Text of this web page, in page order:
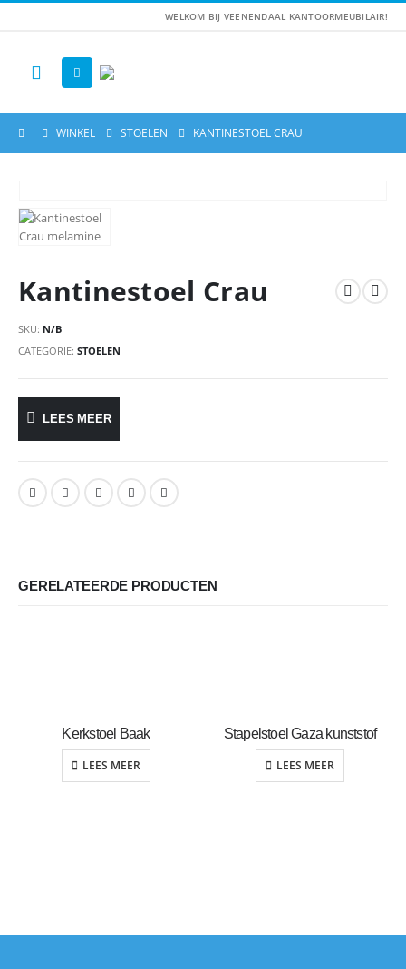
WELKOM BIJ VEENENDAAL KANTOORMEUBILAIR!
WINKEL STOELEN KANTINESTOEL CRAU
Kantinestoel Crau
SKU: N/B
CATEGORIE: STOELEN
LEES MEER
GERELATEERDE PRODUCTEN
Kerkstoel Baak
LEES MEER
Stapelstoel Gaza kunststof
LEES MEER